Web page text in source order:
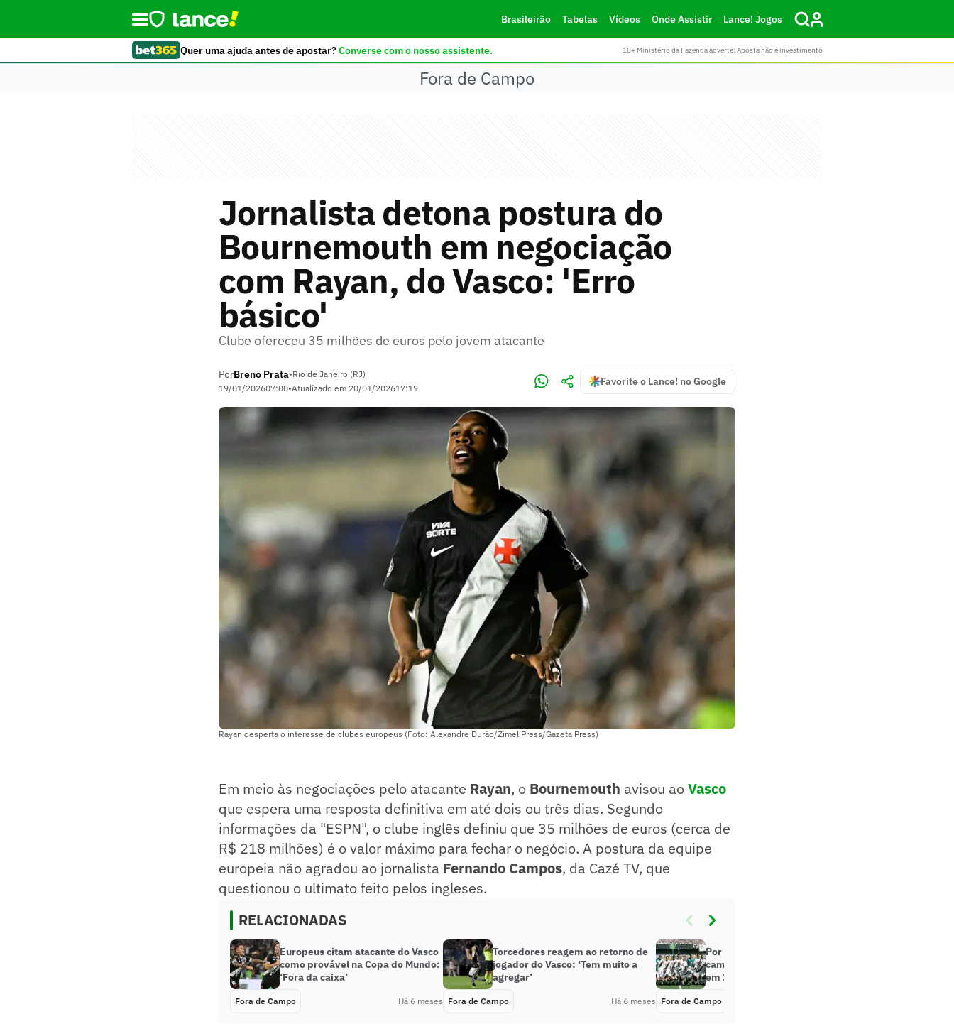
Brasileirão Tabelas Vídeos Onde Assistir Lance! Jogos
Quer uma ajuda antes de apostar?Converse com o nosso assistente. 18+ Ministério da Fazenda adverte: Aposta não é investimento
Fora de Campo
Jornalista detona postura do
Bournemouth em negociação
com Rayan, do Vasco: 'Erro
básico'
Clube ofereceu 35 milhões de euros pelo jovem atacante
PorBreno Prata•Rio de Janeiro (RJ)
19/01/202607:00•Atualizado em 20/01/202617:19
Favorite o Lance! no Google
Rayan desperta o interesse de clubes europeus (Foto: Alexandre Durão/Zimel Press/Gazeta Press)
Em meio às negociações pelo atacante Rayan, o Bournemouth avisou aoVasco
que espera uma resposta definitiva em até dois ou três dias. Segundo
informações da "ESPN", o clube inglês definiu que 35 milhões de euros (cerca de
R$ 218 milhões) é o valor máximo para fechar o negócio. A postura da equipe
europeia não agradou ao jornalista Fernando Campos, da Cazé TV, que
questionou o ultimato feito pelos ingleses.
RELACIONADAS
Europeus citam atacante do Vasco
como provável na Copa do Mundo:
‘Fora da caixa’
Fora de Campo Há 6 meses
Torcedores reagem ao retorno de
jogador do Vasco: ‘Tem muito a
agregar’
Fora de Campo Há 6 meses
Por onde andam os jogadores
campeões brasileiros com o Vasco
em 2000?
Fora de Campo